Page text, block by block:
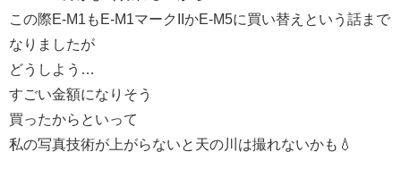
この際E-M1もE-M1マークIIかE-M5に買い替えという話まで
なりましたが
どうしよう…
すごい金額になりそう
買ったからといって
私の写真技術が上がらないと天の川は撮れないかも💧